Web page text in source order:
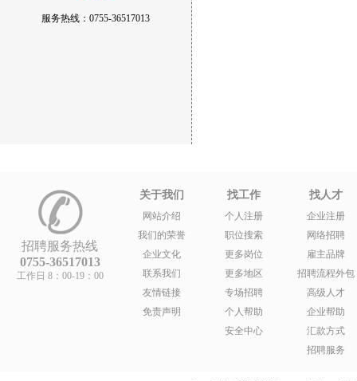
服务热线：0755-36517013
招聘服务热线
0755-36517013
工作日 8：00-19：00
关于我们
网站介绍
我们的荣誉
企业文化
联系我们
友情链接
免责声明
找工作
个人注册
职位搜索
更多岗位
更多地区
专场招聘
个人帮助
安全中心
找人才
企业注册
网络招聘
雇主品牌
招聘流程外包
高级人才
企业帮助
汇款方式
招聘服务